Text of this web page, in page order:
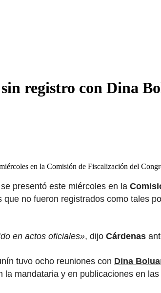
registro con Dina
en la Comisión de Fiscalización del
se presentó este miércoles en la
no fueron registrados como tales
en actos oficiales», dijo Cárdenas
tuvo ocho reuniones con Dina
mandataria y en publicaciones en